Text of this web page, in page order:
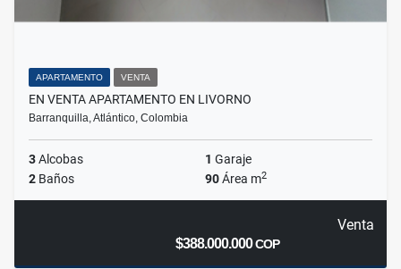
APARTAMENTO VENTA
EN VENTA APARTAMENTO EN LIVORNO
Barranquilla, Atlántico, Colombia
3Alcobas 1 Garaje
2 Baños 90Área m2
Venta
$388.000.000COP